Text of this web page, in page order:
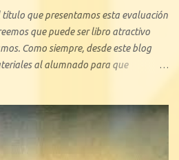
título que presentamos esta evaluación
que puede ser libro atractivo
Como siempre, desde este blog
al alumnado para que
de la chilena Isabel Allende. Con La
una trilogía que pretende acercar su